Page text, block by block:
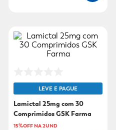
LEVE E PAGUE
Lamictal 25mg com 30
Comprimidos GSK Farma
15%OFF NA 2UND